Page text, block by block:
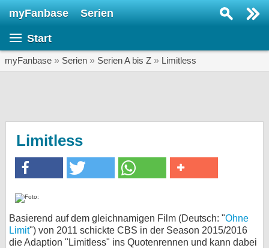
myFanbase Serien
Start
myFanbase » Serien » Serien A bis Z » Limitless
Limitless
Basierend auf dem gleichnamigen Film (Deutsch: "Ohne
Limit") von 2011 schickte CBS in der Season 2015/2016
die Adaption "Limitless" ins Quotenrennen und kann dabei
SERIEN
Veranstaltungen
KULTUR
SERVICE
Gewinnspiele